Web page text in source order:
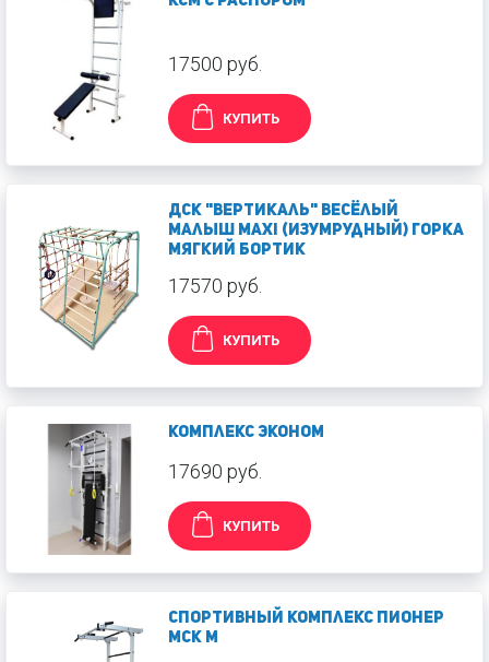
17500 руб.
КУПИТЬ
ДСК "Вертикаль" Весёлый
Малыш MAXI (изумрудный) горка
мягкий бортик
17570 руб.
КУПИТЬ
Комплекс Эконом
17690 руб.
КУПИТЬ
Спортивный комплекс Пионер
МСК М